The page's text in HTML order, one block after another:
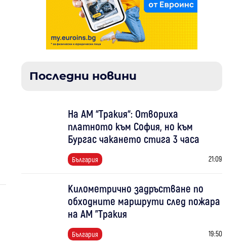
Последни новини
На АМ “Тракия“: Отвориха
платното към София, но към
Бургас чакането стига 3 часа
България 21:09
Километрично задръстване по
обходните маршрути след пожара
на АМ "Тракия
България 19:50